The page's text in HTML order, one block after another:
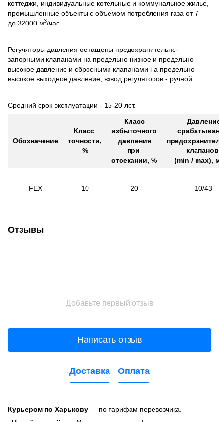
коттеджи, индивидуальные котельные и коммунальное жилье,
промышленные объекты с объемом потребления газа от 7
до 32000 м3/час.
Регуляторы давления оснащены предохранительно-
запорными клапанами на предельно низкое и предельно
высокое давление и сбросными клапанами на предельно
высокое выходное давление, взвод регуляторов - ручной.
Средний срок эксплуатации - 15-20 лет.
Обозначение
Класс
точности,
%
Класс
избыточного
давления
при
отсекании, %
клапанов
(min / max),
FEX 10 20 10/43
Отзывы
Добавьте первый отзыв
Написать отзыв
Доставка Оплата
Курьером по Харькову — по тарифам перевозчика.